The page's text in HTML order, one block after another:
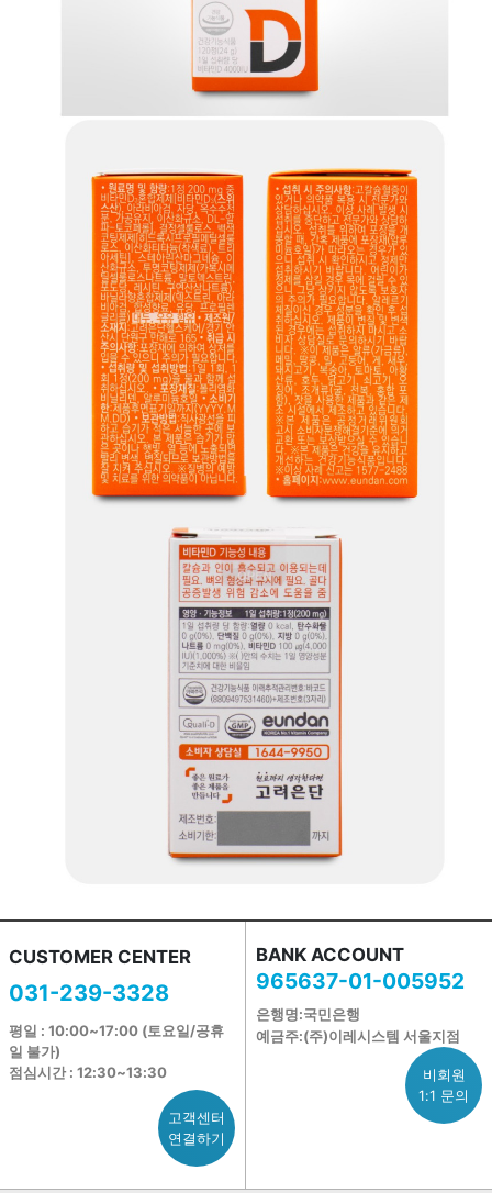
CUSTOMER CENTER
031-239-3328
평일 : 10:00~17:00 (토요일/공휴
일 불가)
점심시간 : 12:30~13:30
고객센터
연결하기
BANK ACCOUNT
965637-01-005952
은행명:국민은행
예금주:(주)이레시스템 서울지점
비회원
1:1 문의